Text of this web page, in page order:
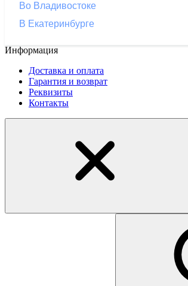
Во Владивостоке
В Екатеринбурге
Информация
Доставка и оплата
Гарантия и возврат
Реквизиты
Контакты